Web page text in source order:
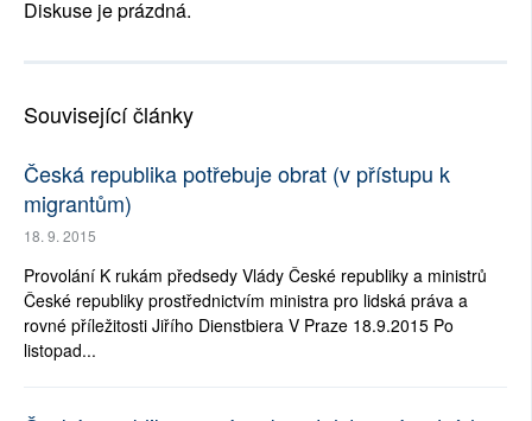
Diskuse je prázdná.
Související články
Česká republika potřebuje obrat (v přístupu k
migrantům)
18. 9. 2015
Provolání K rukám předsedy Vlády České republiky a ministrů
České republiky prostřednictvím ministra pro lidská práva a
rovné příležitosti Jiřího Dienstbiera V Praze 18.9.2015 Po
listopad...